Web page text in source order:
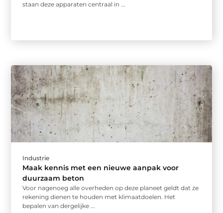
staan deze apparaten centraal in ...
Industrie
Maak kennis met een nieuwe aanpak voor
duurzaam beton
Voor nagenoeg alle overheden op deze planeet geldt dat ze
rekening dienen te houden met klimaatdoelen. Het
bepalen van dergelijke ...